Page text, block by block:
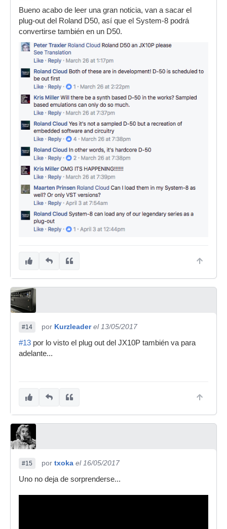
Bueno acabo de leer una gran noticia, van a sacar el
plug-out del Roland D50, así que el System-8 podrá
convertirse también en un D50.
#14 por Kurzleader el 13/05/2017
#13 por lo visto el plug out del JX10P también va para
adelante...
#15 por txoka el 16/05/2017
Uno no deja de sorprenderse...